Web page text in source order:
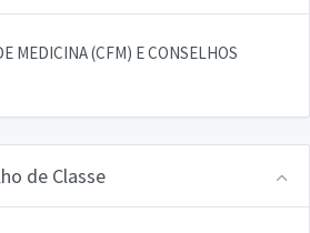
MEDICINA (CFM) E CONSELHOS
de Classe